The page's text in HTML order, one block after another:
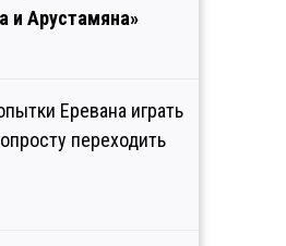
и Арустамяна»
Еревана играть
переходить